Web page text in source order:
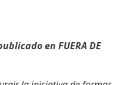
en FUERA DE